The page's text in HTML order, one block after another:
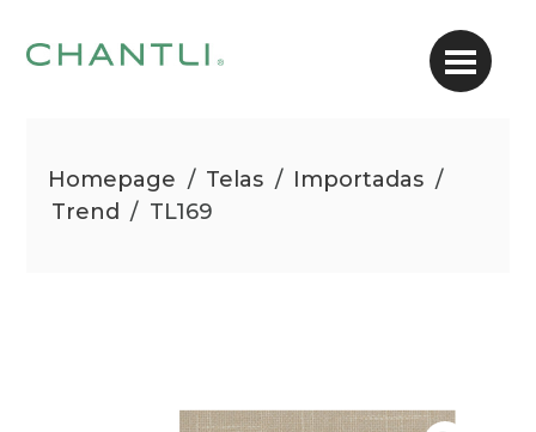
Homepage / Telas / Importadas /
Trend / TL169